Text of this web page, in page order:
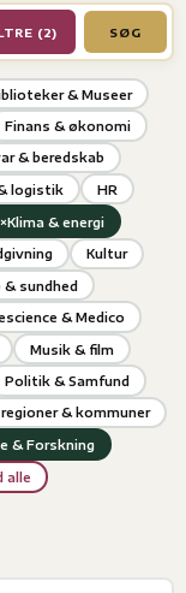
(2) SØG
& Museer
Finans & økonomi
& beredskab
logistik HR
×Klima & energi
Kultur
sundhed
& Medico
Musik & film
Politik & Samfund
& kommuner
& Forskning
alle